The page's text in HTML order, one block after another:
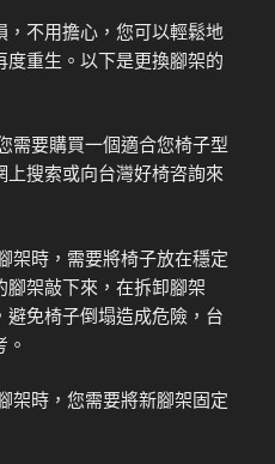
不用擔心，您可以輕鬆地
重生。以下是更換腳架的
需要購買一個適合您椅子型
搜索或向台灣好椅咨詢來
架時，需要將椅子放在穩定
架敲下來，在拆卸腳架
免椅子倒塌造成危險，台
架時，您需要將新腳架固定